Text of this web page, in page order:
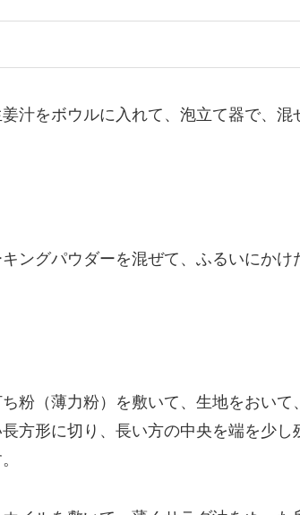
姜汁をボウルに入れて、泡立て器で、
ングパウダーを混ぜて、ふるいにか
粉（薄力粉）を敷いて、生地をおい
方形に切り、長い方の中央を端を少